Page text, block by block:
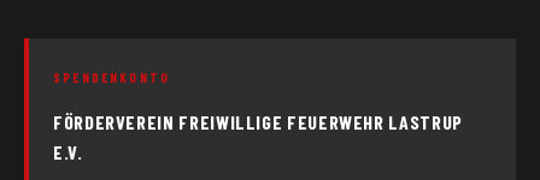
SPENDENKONTO
FÖRDERVEREIN FREIWILLIGE FEUERWEHR LASTRUP
E.V.